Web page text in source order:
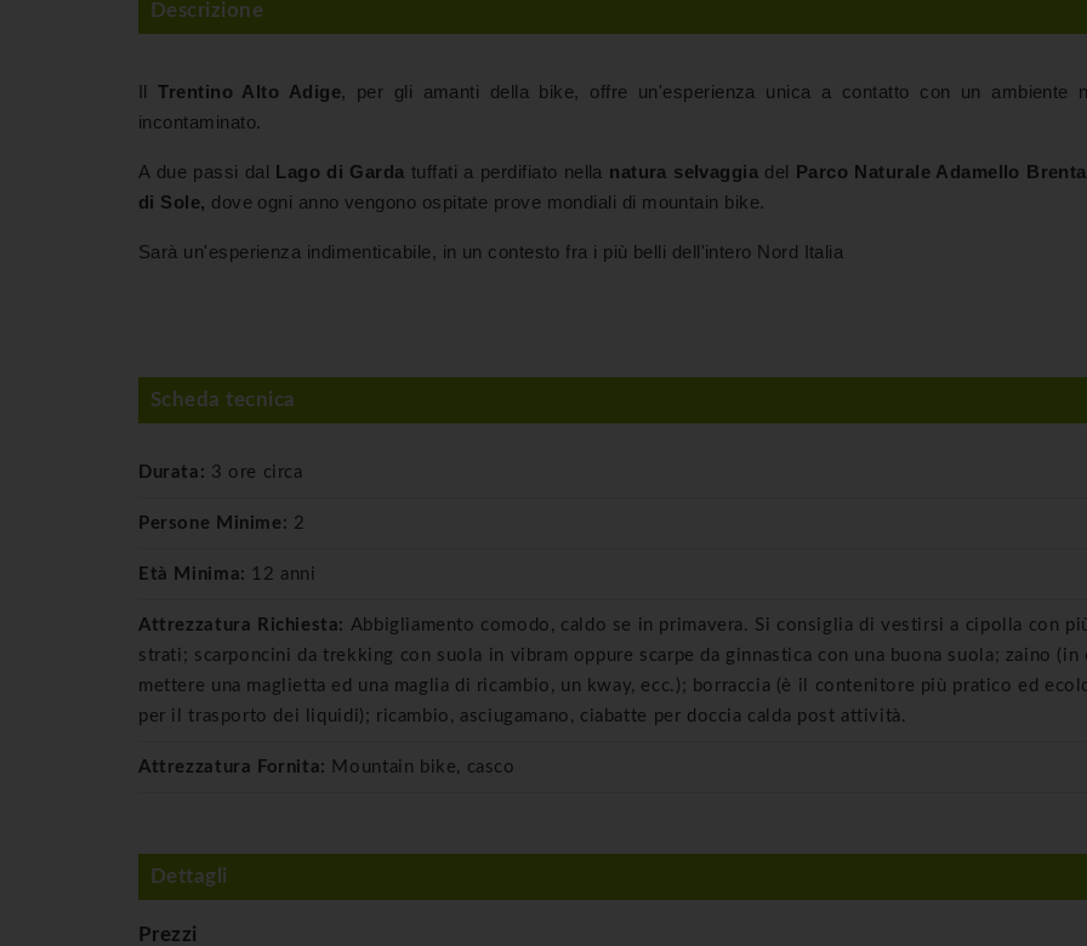
Descrizione
IlTrentino Alto Adige, per gli amanti della bike, offre un'esperienza unica a contatto con un ambiente
incontaminato.
A due passi dal Lago di Garda tuffati a perdifiato nella natura selvaggia del Parco Naturale Adamello Brenta
di Sole, dove ogni anno vengono ospitate prove mondiali di mountain bike.
Sarà un'esperienza indimenticabile, in un contesto fra i più belli dell'intero Nord Italia
Scheda tecnica
Durata: 3 ore circa
Persone Minime: 2
Età Minima: 12 anni
Attrezzatura Richiesta: Abbigliamento comodo, caldo se in primavera. Si consiglia di vestirsi a cipolla con
strati; scarponcini da trekking con suola in vibram oppure scarpe da ginnastica con una buona suola; zaino (in
mettere una maglietta ed una maglia di ricambio, un kway, ecc.); borraccia (è il contenitore più pratico ed
per il trasporto dei liquidi); ricambio, asciugamano, ciabatte per doccia calda post attività.
Attrezzatura Fornita: Mountain bike, casco
Dettagli
Prezzi